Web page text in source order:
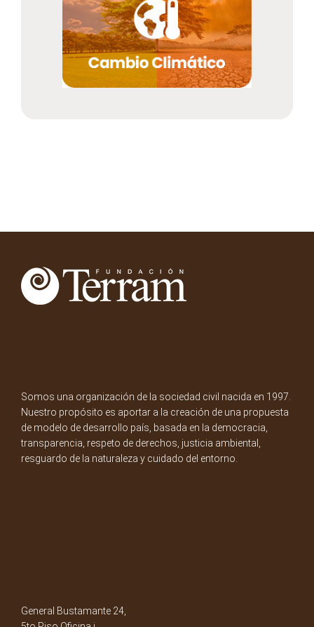
Somos una organización de la sociedad civil nacida en 1997.
Nuestro propósito es aportar a la creación de una propuesta
de modelo de desarrollo país, basada en la democracia,
transparencia, respeto de derechos, justicia ambiental,
resguardo de la naturaleza y cuidado del entorno.
General Bustamante 24,